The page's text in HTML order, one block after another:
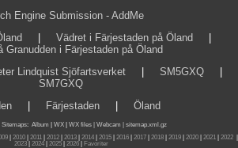
Engine Submission - AddMe
Vädret i Färjestaden på Öland
Granudden i Färjestaden på Öland
Lindquist Sjöfartsverket SM5GXQ
SM7GXQ
| Färjestaden| Öland
Sitemaps: Album WX WX files | Webcam |
sitemap.xml.gz
| 2010| 2011| 2012| 2013| 2014| 2015| 2016| 2017| 2018| 2019| 2020| 2021| 2022|
2023| 2024| 2025| 2026|
Favoriter